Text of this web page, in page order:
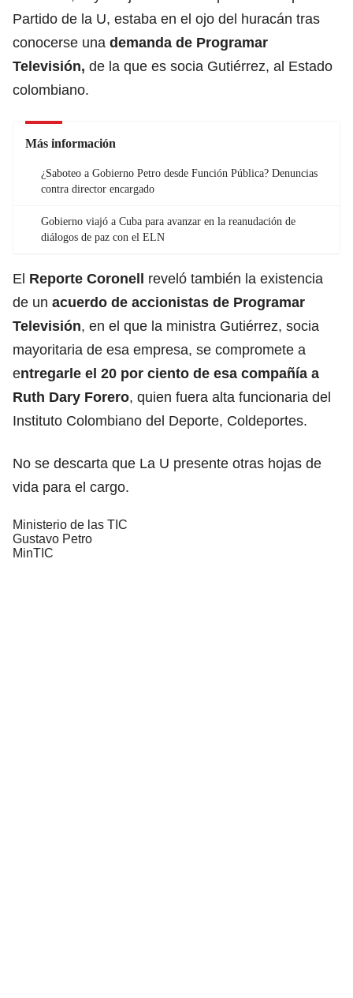
Partido de la U, estaba en el ojo del huracán tras
conocerse una demanda de Programar
Televisión, de la que es socia Gutiérrez, al Estado
colombiano.
Más información
¿Saboteo a Gobierno Petro desde Función Pública? Denuncias
contra director encargado
Gobierno viajó a Cuba para avanzar en la reanudación de
diálogos de paz con el ELN
El Reporte Coronell reveló también la existencia
de un acuerdo de accionistas de Programar
Televisión, en el que la ministra Gutiérrez, socia
mayoritaria de esa empresa, se compromete a
entregarle el 20 por ciento de esa compañía a
Ruth Dary Forero, quien fuera alta funcionaria del
Instituto Colombiano del Deporte, Coldeportes.
No se descarta que La U presente otras hojas de
vida para el cargo.
Ministerio de las TIC
Gustavo Petro
MinTIC